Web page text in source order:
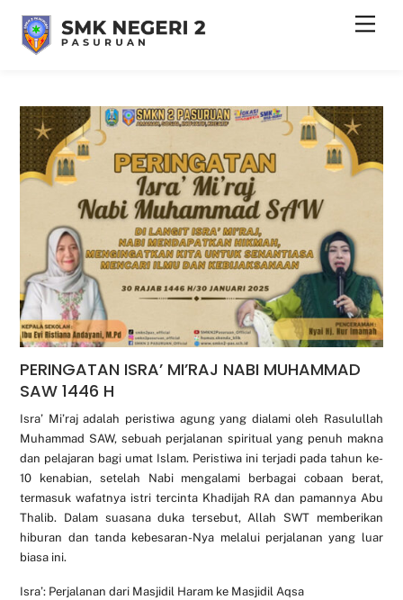
content
PERINGATAN ISRA’ MI’RAJ NABI MUHAMMAD
SAW 1446 H
Isra’ Mi’raj adalah peristiwa agung yang dialami oleh Rasulullah
Muhammad SAW, sebuah perjalanan spiritual yang penuh makna
dan pelajaran bagi umat Islam. Peristiwa ini terjadi pada tahun ke-
10 kenabian, setelah Nabi mengalami berbagai cobaan berat,
termasuk wafatnya istri tercinta Khadijah RA dan pamannya Abu
Thalib. Dalam suasana duka tersebut, Allah SWT memberikan
hiburan dan tanda kebesaran-Nya melalui perjalanan yang luar
biasa ini.
Isra’: Perjalanan dari Masjidil Haram ke Masjidil Aqsa